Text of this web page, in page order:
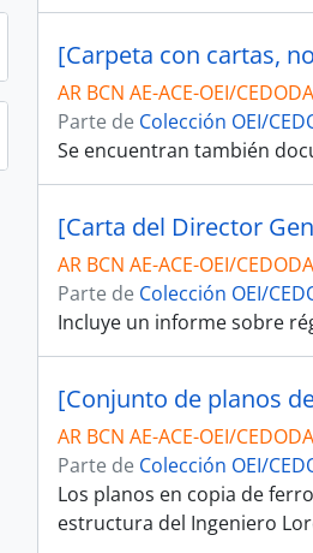
AR BCN AE-ACE-OEI/
Parte de Colección OEI/
Se encuentran también
AR BCN AE-ACE-OEI/
Parte de Colección OEI/
Incluye un informe sobre
[Conjunto de planos
AR BCN AE-ACE-OEI/
Parte de Colección OEI/
Los planos en copia de
estructura del Ingeniero